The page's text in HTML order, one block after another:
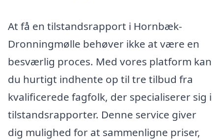
At få en tilstandsrapport i Hornbæk-
Dronningmølle behøver ikke at være en
besværlig proces. Med vores platform kan
du hurtigt indhente op til tre tilbud fra
kvalificerede fagfolk, der specialiserer sig i
tilstandsrapporter. Denne service giver
dig mulighed for at sammenligne priser,